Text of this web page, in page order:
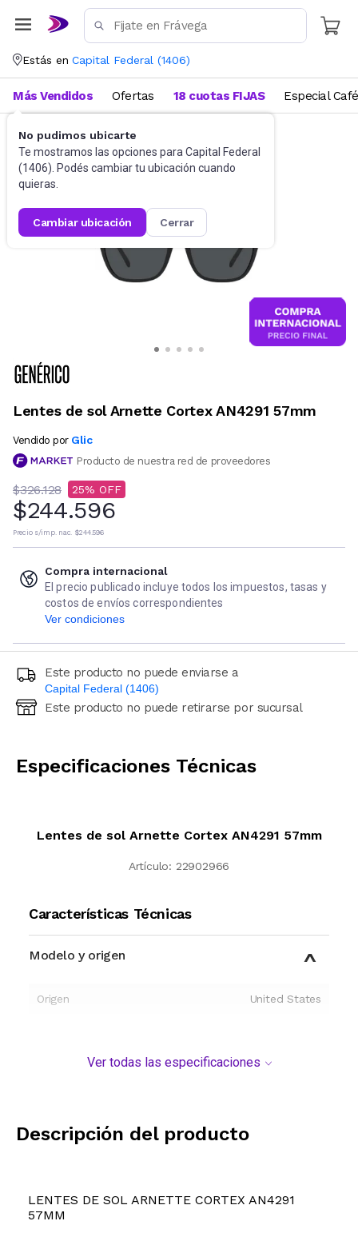
Estás en Capital Federal (1406)
No pudimos ubicarte
Te mostramos las opciones para Capital Federal
(1406). Podés cambiar tu ubicación cuando
quieras.
cambiar ubicación cerrar
Más Vendidos Ofertas 18 cuotas FIJAS Especial Café
Accesorios Anteojos de sol
Lentes de sol Arnette Cortex AN4291 57mm
Vendido por Glic
Producto de nuestra red de proveedores
$326.128 25
$244.596
Precio s/imp. nac. $244.596
Compra internacional
El precio publicado incluye todos los impuestos, tasas y
costos de envíos correspondientes
Ver condiciones
Este producto no puede enviarse a
Capital Federal (1406)
Ingresá código postal (sólo números)
Este producto no puede retirarse por sucursal
Especificaciones Técnicas
Lentes de sol Arnette Cortex AN4291 57mm
Artículo: 22902966
Características Técnicas
Modelo y origen
Origen United States
Ver todas las especificaciones
Descripción del producto
LENTES DE SOL ARNETTE CORTEX AN4291
57MM